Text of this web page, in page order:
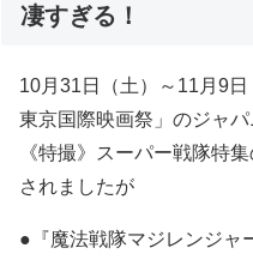
凄すぎる！
10月31日（土）～11月9
東京国際映画祭」のジャ
《特撮》スーパー戦隊特
されましたが
●『魔法戦隊マジレンジャ